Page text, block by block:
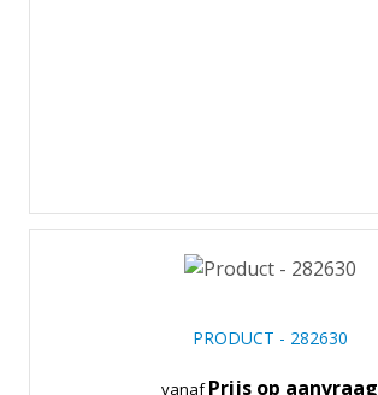
PRODUCT - 282630
vanafPrijs op aanvraag